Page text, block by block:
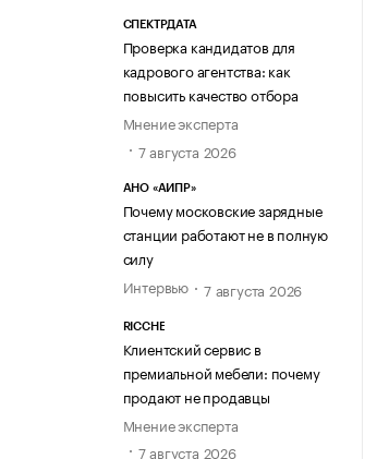
СПЕКТРДАТА
Проверка кандидатов для
кадрового агентства: как
повысить качество отбора
Мнение эксперта
7 августа 2026
АНО «АИПР»
Почему московские зарядные
станции работают не в полную
силу
Интервью
7 августа 2026
RICCHE
Клиентский сервис в
премиальной мебели: почему
продают не продавцы
Мнение эксперта
7 августа 2026